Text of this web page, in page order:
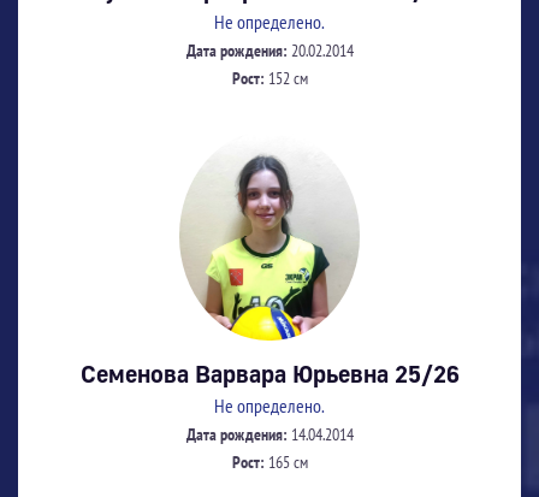
Не определено.
Дата рождения: 20.02.2014
Рост: 152 см
Семенова Варвара Юрьевна 25/26
Не определено.
Дата рождения: 14.04.2014
Рост: 165 см